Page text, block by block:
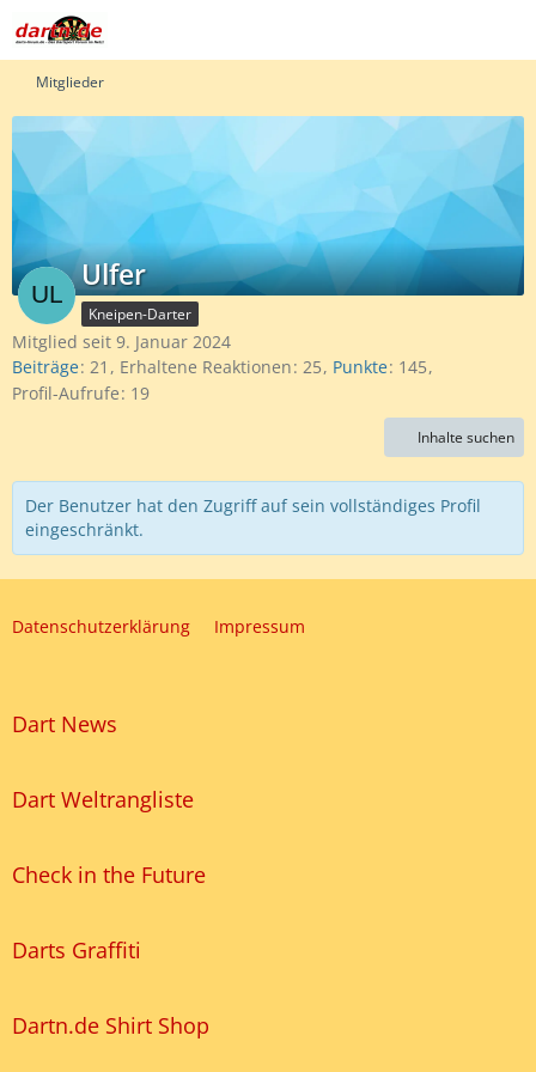
Mitglieder
Ulfer
Kneipen-Darter
Mitglied seit 9. Januar 2024
Beiträge 21 Erhaltene Reaktionen 25 Punkte 145
Profil-Aufrufe 19
Inhalte suchen
Der Benutzer hat den Zugriff auf sein vollständiges Profil
eingeschränkt.
Datenschutzerklärung Impressum
Dart News
Dart Weltrangliste
Check in the Future
Darts Graffiti
Dartn.de Shirt Shop